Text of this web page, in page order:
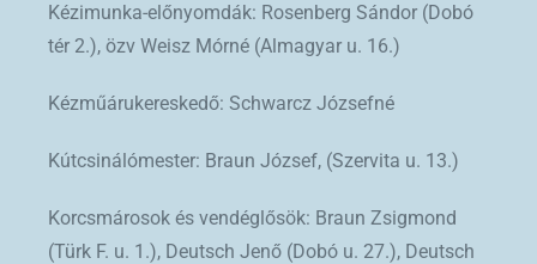
Kézimunka-előnyomdák: Rosenberg Sándor (Dobó
tér 2.), özv Weisz Mórné (Almagyar u. 16.)
Kézműárukereskedő: Schwarcz Józsefné
Kútcsinálómester: Braun József, (Szervita u. 13.)
Korcsmárosok és vendéglősök: Braun Zsigmond
(Türk F. u. 1.), Deutsch Jenő (Dobó u. 27.), Deutsch